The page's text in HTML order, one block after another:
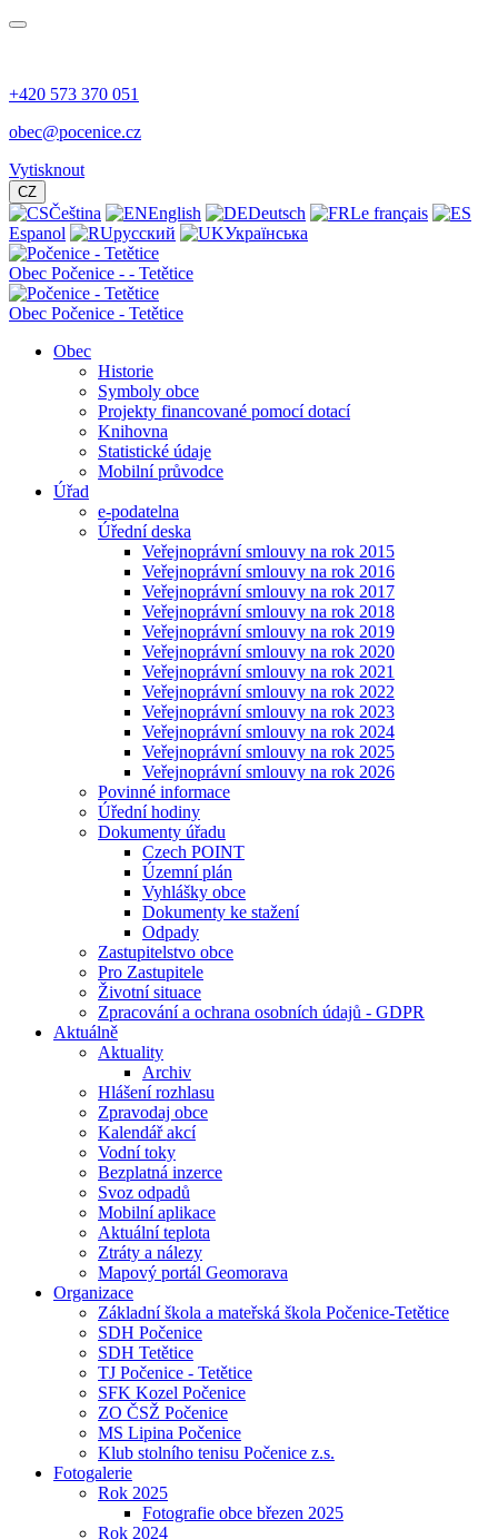
+420 573 370 051
obec@pocenice.cz
Vytisknout
CZ
Čeština English Deutsch
Le français
Espanol
русский Українська
Obec Počenice - - Tetětice
Obec Počenice - Tetětice
Obec
Historie
Symboly obce
Projekty financované pomocí dotací
Knihovna
Statistické údaje
Mobilní průvodce
Úřad
e-podatelna
Úřední deska
Veřejnoprávní smlouvy na rok 2015
Veřejnoprávní smlouvy na rok 2016
Veřejnoprávní smlouvy na rok 2017
Veřejnoprávní smlouvy na rok 2018
Veřejnoprávní smlouvy na rok 2019
Veřejnoprávní smlouvy na rok 2020
Veřejnoprávní smlouvy na rok 2021
Veřejnoprávní smlouvy na rok 2022
Veřejnoprávní smlouvy na rok 2023
Veřejnoprávní smlouvy na rok 2024
Veřejnoprávní smlouvy na rok 2025
Veřejnoprávní smlouvy na rok 2026
Povinné informace
Úřední hodiny
Dokumenty úřadu
Czech POINT
Územní plán
Vyhlášky obce
Dokumenty ke stažení
Odpady
Zastupitelstvo obce
Pro Zastupitele
Životní situace
Zpracování a ochrana osobních údajů - GDPR
Aktuálně
Aktuality
Archiv
Hlášení rozhlasu
Zpravodaj obce
Kalendář akcí
Vodní toky
Bezplatná inzerce
Svoz odpadů
Mobilní aplikace
Aktuální teplota
Ztráty a nálezy
Mapový portál Geomorava
Organizace
Základní škola a mateřská škola Počenice-Tetětice
SDH Počenice
SDH Tetětice
TJ Počenice - Tetětice
SFK Kozel Počenice
ZO ČSŽ Počenice
MS Lipina Počenice
Klub stolního tenisu Počenice z.s.
Fotogalerie
Rok 2025
Fotografie obce březen 2025
Rok 2024